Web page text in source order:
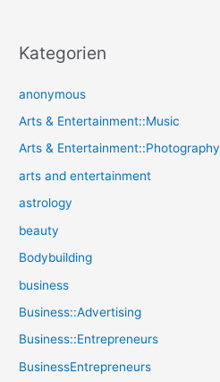
Kategorien
anonymous
Arts & Entertainment::Music
Arts & Entertainment::Photography
arts and entertainment
astrology
beauty
Bodybuilding
business
Business::Advertising
Business::Entrepreneurs
BusinessEntrepreneurs